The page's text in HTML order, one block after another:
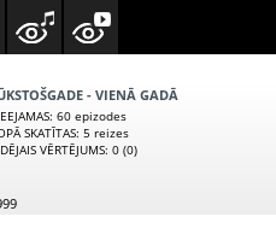
- VIENĀ GADĀ
: 60 epizodes
SKATĪTAS: 5 reizes
VĒRTĒJUMS: 0 (0)